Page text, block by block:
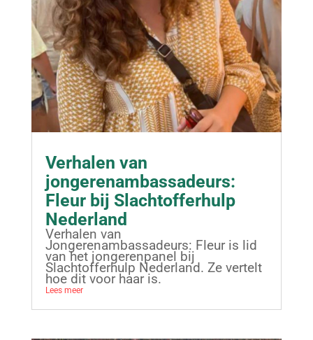
Verhalen van
jongerenambassadeurs:
Fleur bij Slachtofferhulp
Nederland
Verhalen van
Jongerenambassadeurs: Fleur is lid
van het jongerenpanel bij
Slachtofferhulp Nederland. Ze vertelt
hoe dit voor haar is.
Lees meer